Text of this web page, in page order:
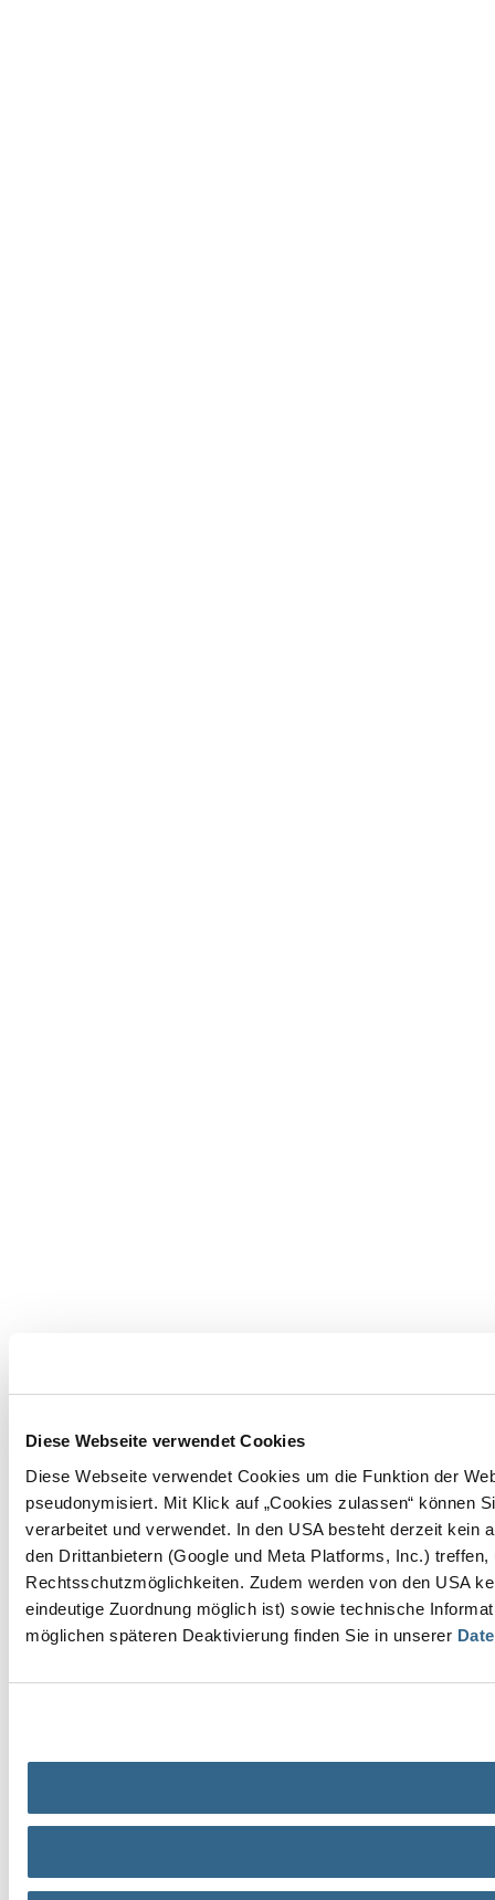
Diese Webseite verwendet Cookies
Diese Webseite verwendet Cookies um die Funktion der
pseudonymisiert. Mit Klick auf „Cookies zulassen“ können
verarbeitet und verwendet. In den USA besteht derzeit kein
den Drittanbietern (Google und Meta Platforms, Inc.)
Rechtsschutzmöglichkeiten. Zudem werden von den USA
eindeutige Zuordnung möglich ist) sowie technische
möglichen späteren Deaktivierung finden Sie in unserer